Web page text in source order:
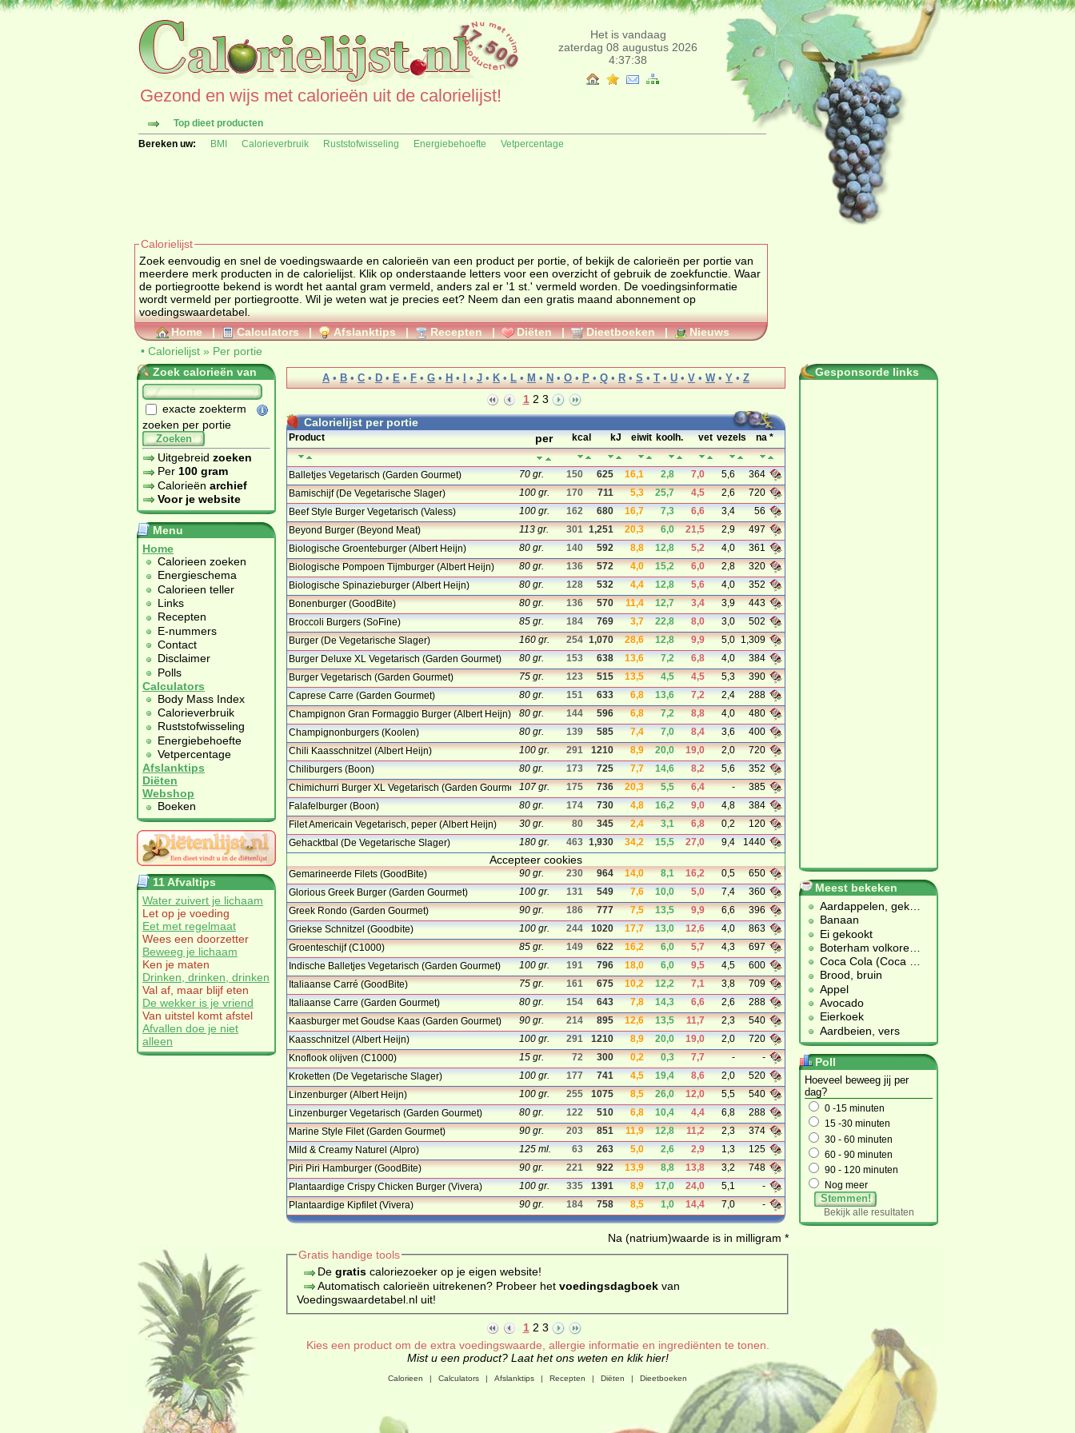
Het is vandaag
zaterdag 08 augustus 2026
4:37:38
Gezond en wijs met calorieën uit de calorielijst!
Top dieet producten
Bereken uw:
BMI Calorieverbruik Ruststofwisseling Energiebehoefte Vetpercentage
Calorielijst
Zoek eenvoudig en snel de voedingswaarde en calorieën van een product per portie, of bekijk de calorieën per portie van
meerdere merk producten in de calorielijst. Klik op onderstaande letters voor een overzicht of gebruik de zoekfunctie. Waar
de portiegrootte bekend is wordt het aantal gram vermeld, anders zal er '1 st.' vermeld worden. De voedingsinformatie
wordt vermeld per portiegrootte. Wil je weten wat je precies eet? Neem dan een gratis maand abonnement op
voedingswaardetabel
Home | Calculators | Afslanktips | Recepten | Diëten | Dieetboeken |
Nieuws
• Calorielijst » Per portie
Zoek calorieën van
exacte zoekterm
zoeken per portie
Zoeken
Uitgebreid zoeken
Per 100 gram
Calorieën archief
Voor je website
Menu
Home
Calorieen zoeken
Energieschema
Calorieen teller
Links
Recepten
E-nummers
Contact
Disclaimer
Polls
Calculators
Body Mass Index
Calorieverbruik
Ruststofwisseling
Energiebehoefte
Vetpercentage
Afslanktips
Diëten
Webshop
Boeken
11 Afvaltips
Water zuivert je lichaam
Let op je voeding
Eet met regelmaat
Wees een doorzetter
Beweeg je lichaam
Ken je maten
Drinken, drinken, drinken
Val af, maar blijf eten
De wekker is je vriend
Van uitstel komt afstel
Afvallen doe je niet
alleen
A • B • C • D • E • F • G • H • • J • K• L • M • N • O • P • Q • R• S • T • U • V • W • Y • Z
1 2 3
Calorielijst per portie
Product per kcal kJ eiwit koolh. vet vezels na *
Balletjes Vegetarisch (Garden Gourmet)
…
70 gr. 150 625 16,1 2,8 7,0 5,6
364
Bamischijf (De Vegetarische Slager)
100 gr. 170 711 5,3 25,7 4,5 2,6
720
Beef Style Burger Vegetarisch (Valess)
…
100 gr. 162 680 16,7 7,3 6,6 3,4
56
Beyond Burger (Beyond Meat)
113 gr. 301 1,251 20,3 6,0 21,5 2,9
497
Biologische Groenteburger (Albert Heijn)
…
80 gr. 140 592 8,8 12,8 5,2 4,0
361
Biologische Pompoen Tijmburger (Albert Heijn)
…
80 gr. 136 572 4,0 15,2 6,0 2,8
320
Biologische Spinazieburger (Albert Heijn)
…
80 gr. 128 532 4,4 12,8 5,6 4,0
352
Bonenburger (GoodBite)
80 gr. 136 570 11,4 12,7 3,4 3,9
443
Broccoli Burgers (SoFine)
85 gr. 184 769 3,7 22,8 8,0 3,0
502
Burger (De Vegetarische Slager)
160 gr. 254 1,070 28,6 12,8 9,9 5,0 1,309
Burger Deluxe XL Vegetarisch (Garden Gourmet)
…
80 gr. 153 638 13,6 7,2 6,8 4,0
384
Burger Vegetarisch (Garden Gourmet)
75 gr. 123 515 13,5 4,5 4,5 5,3
390
Caprese Carre (Garden Gourmet)
80 gr. 151 633 6,8 13,6 7,2 2,4
288
Champignon Gran Formaggio Burger (Albert Heijn)
…
80 gr. 144 596 6,8 7,2 8,8 4,0
480
Champignonburgers (Koolen)
80 gr. 139 585 7,4 7,0 8,4 3,6
400
Chili Kaasschnitzel (Albert Heijn)
100 gr. 291 1210 8,9 20,0 19,0 2,0
720
Chiliburgers (Boon)
80 gr. 173 725 7,7 14,6 8,2 5,6
352
Chimichurri Burger XL Vegetarisch (Garden Gourmet)
…
107 gr. 175 736 20,3 5,5 6,4 -
385
Falafelburger (Boon)
80 gr. 174 730 4,8 16,2 9,0 4,8
384
Filet Americain Vegetarisch, peper (Albert Heijn)
…
30 gr. 80 345 2,4 3,1 6,8 0,2
120
Gehacktbal (De Vegetarische Slager)
180 gr. 463 1,930 34,2 15,5 27,0 9,4 1440
Accepteer cookies
Gemarineerde Filets (GoodBite) 90 gr. 230 964 14,0 8,1 16,2 0,5
650
Glorious Greek Burger (Garden Gourmet)
…
100 gr. 131 549 7,6 10,0 5,0 7,4
360
Greek Rondo (Garden Gourmet)
90 gr. 186 777 7,5 13,5 9,9 6,6
396
Griekse Schnitzel (Goodbite)
100 gr. 244 1020 17,7 13,0 12,6 4,0
863
Groenteschijf (C1000)
85 gr. 149 622 16,2 6,0 5,7 4,3
697
Indische Balletjes Vegetarisch (Garden Gourmet)
…
100 gr. 191 796 18,0 6,0 9,5 4,5
600
Italiaanse Carré (GoodBite)
75 gr. 161 675 10,2 12,2 7,1 3,8
709
Italiaanse Carre (Garden Gourmet)
80 gr. 154 643 7,8 14,3 6,6 2,6
288
Kaasburger met Goudse Kaas (Garden Gourmet)
…
90 gr. 214 895 12,6 13,5 11,7 2,3
540
Kaasschnitzel (Albert Heijn)
100 gr. 291 1210 8,9 20,0 19,0 2,0
720
Knoflook olijven (C1000)
15 gr. 72 300 0,2 0,3 7,7 -
-
Kroketten (De Vegetarische Slager)
100 gr. 177 741 4,5 19,4 8,6 2,0
520
Linzenburger (Albert Heijn)
100 gr. 255 1075 8,5 26,0 12,0 5,5
540
Linzenburger Vegetarisch (Garden Gourmet)
…
80 gr. 122 510 6,8 10,4 4,4 6,8
288
Marine Style Filet (Garden Gourmet)
90 gr. 203 851 11,9 12,8 11,2 2,3
374
Mild & Creamy Naturel (Alpro)
125 ml. 63 263 5,0 2,6 2,9 1,3
125
Piri Piri Hamburger (GoodBite)
90 gr. 221 922 13,9 8,8 13,8 3,2
748
Plantaardige Crispy Chicken Burger (Vivera)
…
100 gr. 335 1391 8,9 17,0 24,0 5,1
-
Plantaardige Kipfilet (Vivera)
90 gr. 184 758 8,5 1,0 14,4 7,0 -
Na (natrium)waarde is in milligram *
Gratis handige tools
De gratiscaloriezoeker op je eigen website!
Automatisch calorieën uitrekenen? Probeer het voedingsdagboekvan
Voedingswaardetabel.nl uit!
1 2 3
Kies een product om de extra voedingswaarde, allergie informatie en ingrediënten te tonen.
Mist u een product? Laat het ons weten en klik hier!
Gesponsorde links
Meest bekeken
Aardappelen, gek
Banaan
Ei gekookt
Boterham volkore
Coca Cola (Coca
Brood, bruin
Appel
Avocado
Eierkoek
Aardbeien, vers
Poll
Hoeveel beweeg jij per
dag?
0 -15 minuten
15 -30 minuten
30 - 60 minuten
60 - 90 minuten
90 - 120 minuten
Nog meer
Stemmen!
Bekijk alle resultaten
Calorieen | Calculators | Afslanktips | Recepten | Diëten | Dieetboeken